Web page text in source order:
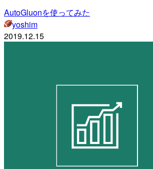
AutoGluonを使ってみた
yoshim
2019.12.15